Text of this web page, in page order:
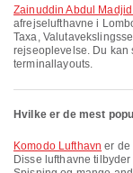
Zainuddin Abdul
afrejselufthavne i
Taxa,
rejseoplevelse. Du kan
terminallayouts.
Hvilke er de mest
Komodo Lufthavn er de
Disse lufthavne